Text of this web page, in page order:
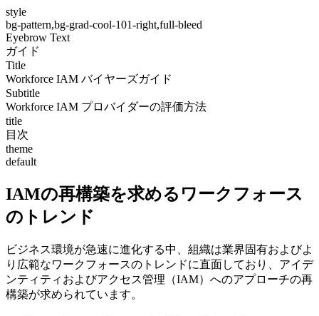
style
bg-pattern,bg-grad-cool-101-right,full-bleed
Eyebrow Text
ガイド
Title
Workforce IAM バイヤーズガイド
Subtitle
Workforce IAM プロバイダーの評価方法
title
目次
theme
default
IAMの再構築を求めるワークフォース
のトレンド
ビジネス環境が急速に進化する中、組織は業界固有およびよ
り広範なワークフォースのトレンドに直面しており、アイデ
ンティティおよびアクセス管理（IAM）へのアプローチの再
構築が求められています。